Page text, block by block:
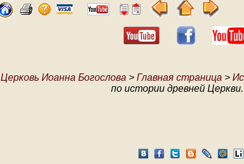
Церковь Иоанна Богослова > Главная страница >
по истории древней